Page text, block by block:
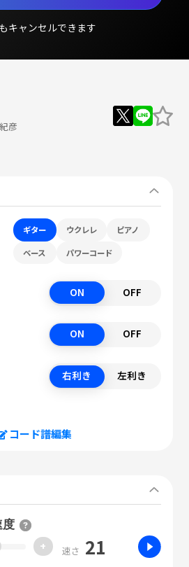
キャンセルできます
彦
ギター ウクレレ ピアノ
ベース パワーコード
ON OFF
ON OFF
右利き 左利き
コード譜編集
度
+ 速さ 21